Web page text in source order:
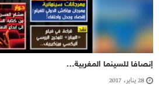
إنصافا للسينما المغربية…
28 يناير، 2017